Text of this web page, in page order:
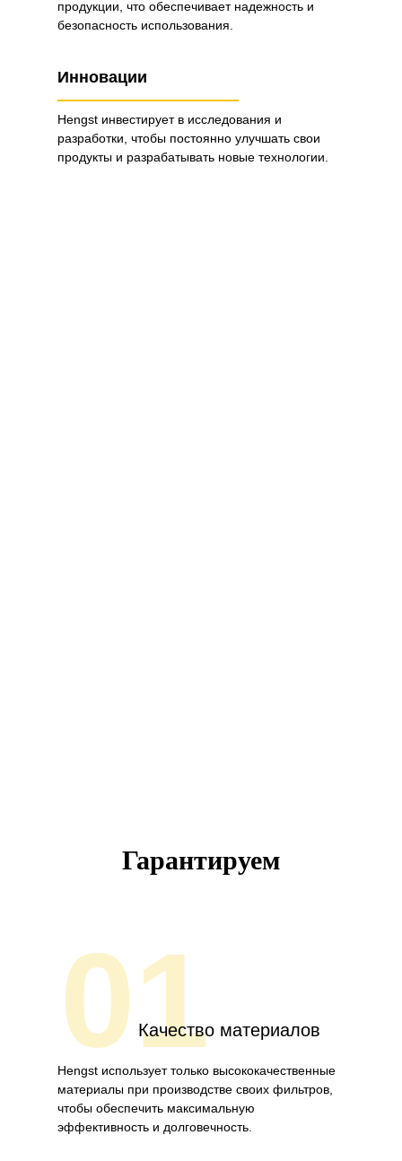
Инновации
продукции, что обеспечивает надежность и
безопасность использования.
Hengst инвестирует в исследования и
разработки, чтобы постоянно улучшать свои
продукты и разрабатывать новые технологии.
Гарантируем
01Качество материалов
Hengst использует только высококачественные
материалы при производстве своих фильтров,
чтобы обеспечить максимальную
эффективность и долговечность.